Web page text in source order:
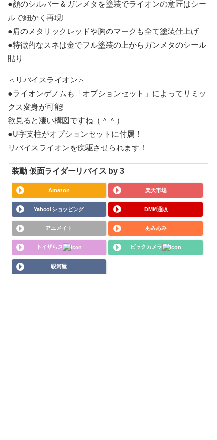
●顔のシルバー＆ガンメタを塗装でライオンの意匠はシー
ルで細かく再現!
●肩のメタリックレッドや胸のマークも全て塗装仕上げ
●特徴的なスネは金でフル塗装の上からガンメタのシール
貼り
＜リバイスライオン＞
●ライオンゲノムも「オプションセット」によってリミッ
クス変身が可能!
欲見ると凄い構図ですね（＾＾）
●U字支柱がオプションセットに付属！
リバイスライオンを疾駆させられます！
装動 仮面ライダーリバイス by 3
Amazon 楽天市場
Yahoo!ショッピング DMM通販
アニメイト あみあみ
トイザらス ビックカメラ
駿河屋